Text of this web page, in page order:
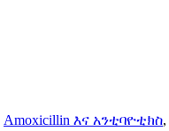
Amoxicillin እና አንቲባዮቲክስ,